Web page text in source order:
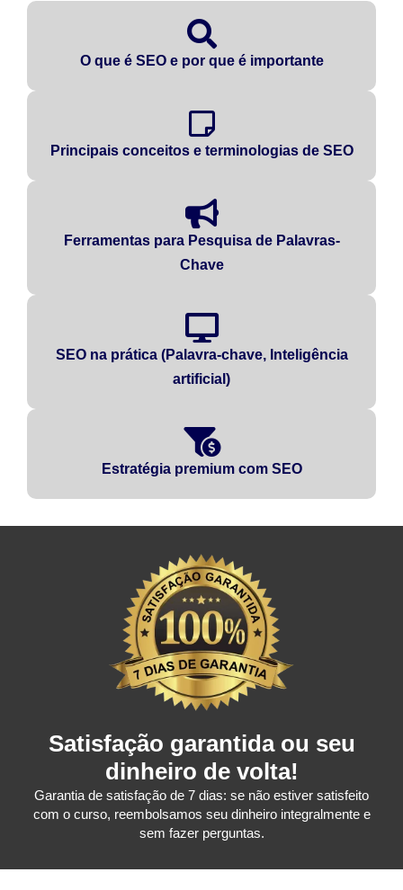
O que é SEO e por que é importante
Principais conceitos e terminologias de SEO
Ferramentas para Pesquisa de Palavras-
Chave
SEO na prática (Palavra-chave, Inteligência
artificial)
Estratégia premium com SEO
Satisfação garantida ou seu
dinheiro de volta!
Garantia de satisfação de 7 dias: se não estiver satisfeito
com o curso, reembolsamos seu dinheiro integralmente e
sem fazer perguntas.